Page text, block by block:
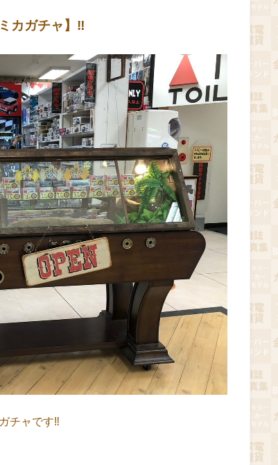
カガチャ】‼
チャです‼